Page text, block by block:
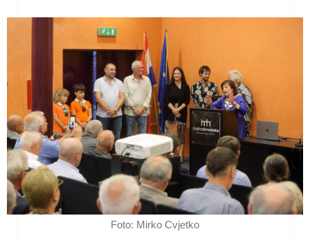
Foto: Mirko Cvjetko